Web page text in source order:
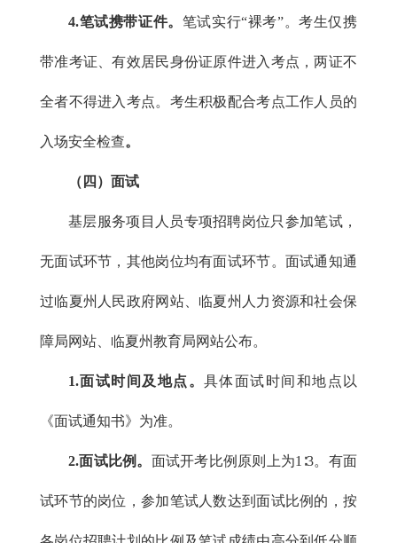
4.笔试携带证件。 笔试实行“裸考”。考生仅携
带准考证、有效居民身份证原件进入考点，两证不
全者不得进入考点。考生积极配合考点工作人员的
入场安全检查。
（四）面试
基层服务项目人员专项招聘岗位只参加笔试，
无面试环节，其他岗位均有面试环节。面试通知通
过临夏州人民政府网站、临夏州人力资源和社会保
障局网站、临夏州教育局网站公布。
1.面试时间及地点。 具体面试时间和地点以
《面试通知书》为准。
2.面试比例。 面试开考比例原则上为1∶3。有面
试环节的岗位，参加笔试人数达到面试比例的，按